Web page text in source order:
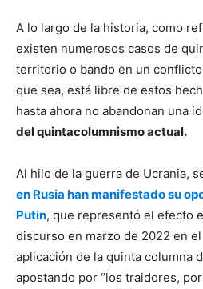
A lo largo de la historia, como
existen numerosos casos de
territorio o bando en un
que sea, está libre de estos
hasta ahora no abandonan una
del quintacolumnismo actual.
Al hilo de la guerra de Ucrania,
en Rusia han manifestado su
Putin, que representó el efecto
discurso en marzo de 2022 en
aplicación de la quinta columna
apostando por “los traidores,